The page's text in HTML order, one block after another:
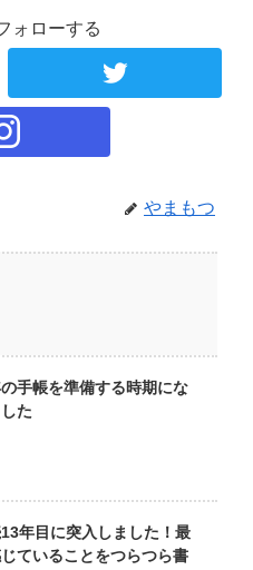
ォローする
やまもつ
手帳を準備する時期にな
た
年目に突入しました！最
ていることをつらつら書